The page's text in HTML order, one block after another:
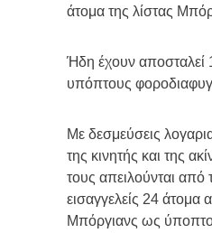
άτομα της λίστας
Ήδη έχουν αποσταλεί
υπόπτους
Με δεσμεύσεις
της κινητής και της
τους απειλούνται από
εισαγγελείς 24 άτομα
Μπόργιανς ως